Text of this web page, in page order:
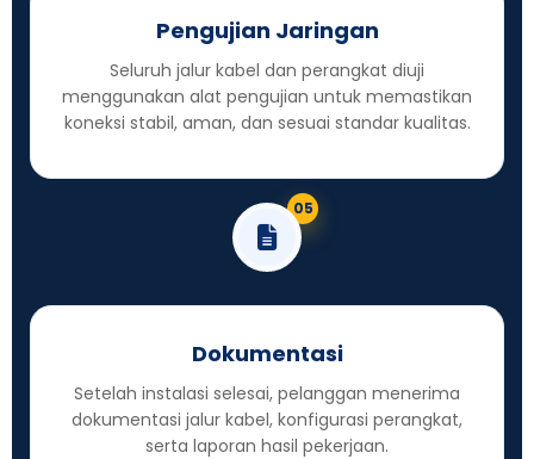
Pengujian Jaringan
Seluruh jalur kabel dan perangkat diuji
menggunakan alat pengujian untuk memastikan
koneksi stabil, aman, dan sesuai standar kualitas.
05
Dokumentasi
Setelah instalasi selesai, pelanggan menerima
dokumentasi jalur kabel, konfigurasi perangkat,
serta laporan hasil pekerjaan.